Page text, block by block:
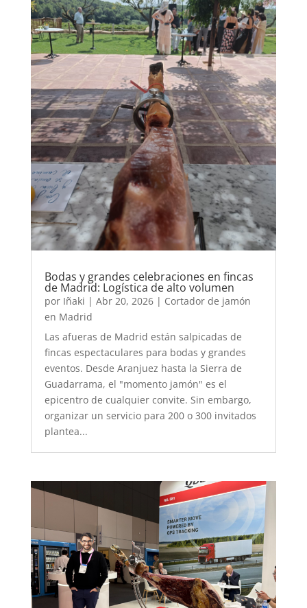
Bodas y grandes celebraciones en fincas
de Madrid: Logística de alto volumen
por Iñaki | Abr 20, 2026| Cortador de jamón
en Madrid
Las afueras de Madrid están salpicadas de
fincas espectaculares para bodas y grandes
eventos. Desde Aranjuez hasta la Sierra de
Guadarrama, el "momento jamón" es el
epicentro de cualquier convite. Sin embargo,
organizar un servicio para 200 o 300 invitados
plantea...